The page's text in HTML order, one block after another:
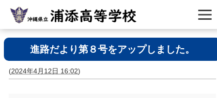
進路だより第８号をアップしました。
(2024年4月12日 16:02)